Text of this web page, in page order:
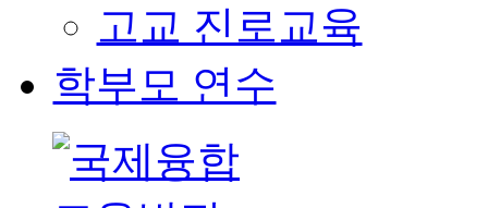
고교 진로교육
학부모 연수